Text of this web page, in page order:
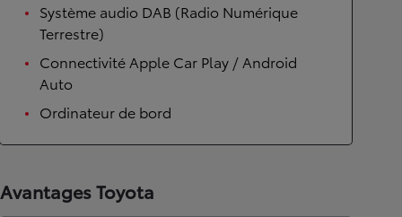
Système audio DAB (Radio Numérique
Terrestre)
Connectivité Apple Car Play / Android
Auto
Ordinateur de bord
Avantages Toyota